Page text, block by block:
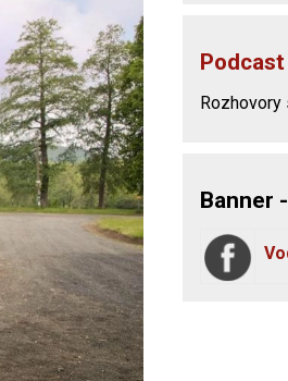
Rozhovory
Banner